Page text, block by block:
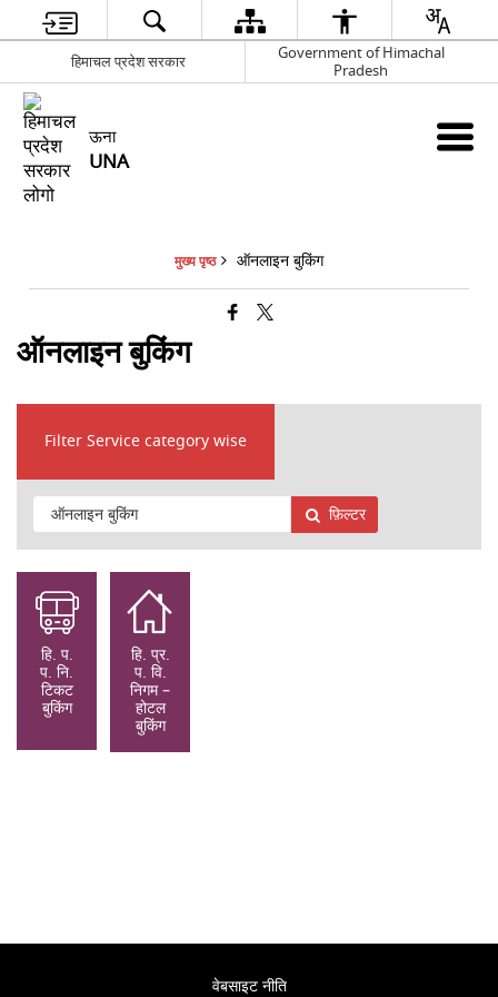
हिमाचल प्रदेश सरकार
Government of Himachal
Pradesh
ऊना
UNA
मुख्य पृष्ठ ऑनलाइन बुकिंग
ऑनलाइन बुकिंग
Filter Service category wise
फ़िल्टर
हि. प.
प. नि.
टिकट
बुकिंग
हि. प्र.
प. वि.
निगम –
होटल
बुकिंग
वेबसाइट नीति